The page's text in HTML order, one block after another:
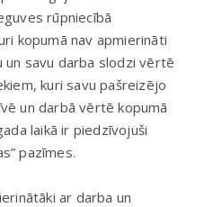
rūpniecībā
kopumā nav apmierināti
savu darba slodzi vērtē
kuri savu pašreizējo
un darbā vērtē kopumā
laikā ir piedzīvojuši
pazīmes.
ar darba un